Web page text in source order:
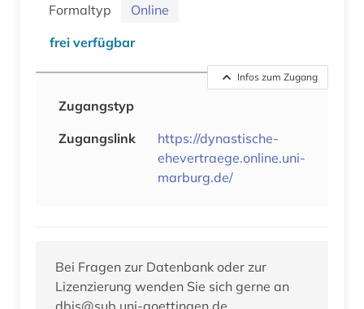
Formaltyp
Online
frei verfügbar
Infos zum Zugang
Zugangstyp
Zugangslink
https://dynastische-
ehevertraege.online.uni-
marburg.de/
Bei Fragen zur Datenbank oder zur
Lizenzierung wenden Sie sich gerne an
dbis@sub.uni-goettingen.de